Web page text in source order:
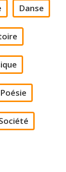
Danse
Poésie